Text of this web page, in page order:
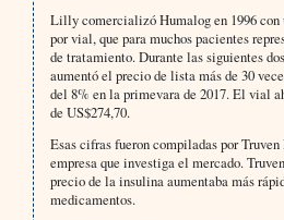
Lilly comercializó Humalog en 1996 con
por vial, que para muchos pacientes
de tratamiento. Durante las siguientes
aumentó el precio de lista más de 30
del 8% en la primevara de 2017. El vial
de US$274,70.
Esas cifras fueron compiladas por
empresa que investiga el mercado.
precio de la insulina aumentaba más
medicamentos.